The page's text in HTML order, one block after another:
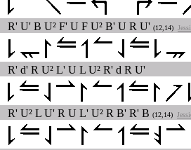
R' U' B U² F' U F U² B' U R U' (12,14)
R' d' R U² L' U L U² R' d R U'
R' U² L U' R U L' U² R B' R' B (12,14)